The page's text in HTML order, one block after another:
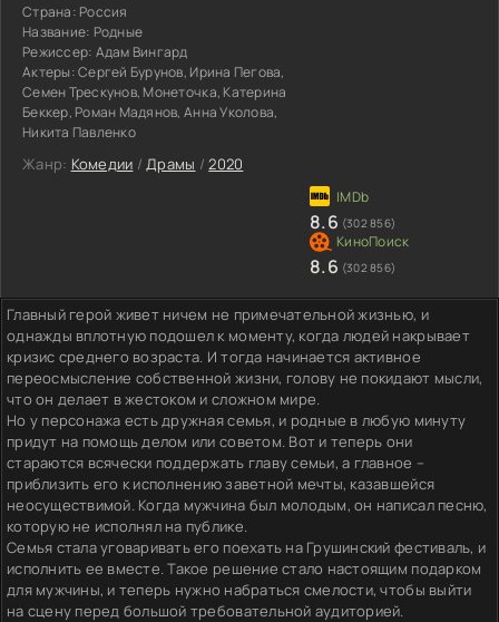
Страна: Россия
Название: Родные
Режиссер: Адам Вингард
Актеры:Сергей Бурунов, Ирина Пегова,
Семен Трескунов, Монеточка, Катерина
Беккер, Роман Мадянов, Анна Уколова,
Никита Павленко
Жанр: Комедии /Драмы /2020
8.6 (302 856)
8.6 (302 856)
Главный герой живет ничем не примечательной жизнью, и
однажды вплотную подошел к моменту, когда людей накрывает
кризис среднего возраста. И тогда начинается активное
переосмысление собственной жизни, голову не покидают мысли,
что он делает в жестоком и сложном мире.
Но у персонажа есть дружная семья, и родные в любую минуту
придут на помощь делом или советом. Вот и теперь они
стараются всячески поддержать главу семьи, а главное –
приблизить его к исполнению заветной мечты, казавшейся
неосуществимой. Когда мужчина был молодым, он написал песню,
которую не исполнял на публике.
Семья стала уговаривать его поехать на Грушинский фестиваль, и
исполнить ее вместе. Такое решение стало настоящим подарком
для мужчины, и теперь нужно набраться смелости, чтобы выйти
на сцену перед большой требовательной аудиторией.